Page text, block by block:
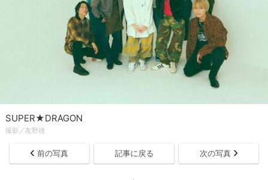
SUPER★DRAGON
撮影／友野雄
前の写真 記事に戻る 次の写真